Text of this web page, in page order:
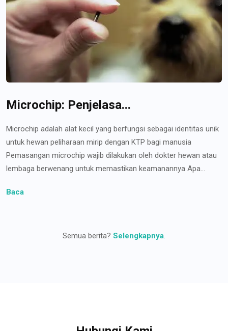
Microchip: Penjelasa...
Microchip adalah alat kecil yang berfungsi sebagai identitas unik
untuk hewan peliharaan mirip dengan KTP bagi manusia
Pemasangan microchip wajib dilakukan oleh dokter hewan atau
lembaga berwenang untuk memastikan keamanannya Apa...
Baca
Semua berita? Selengkapnya.